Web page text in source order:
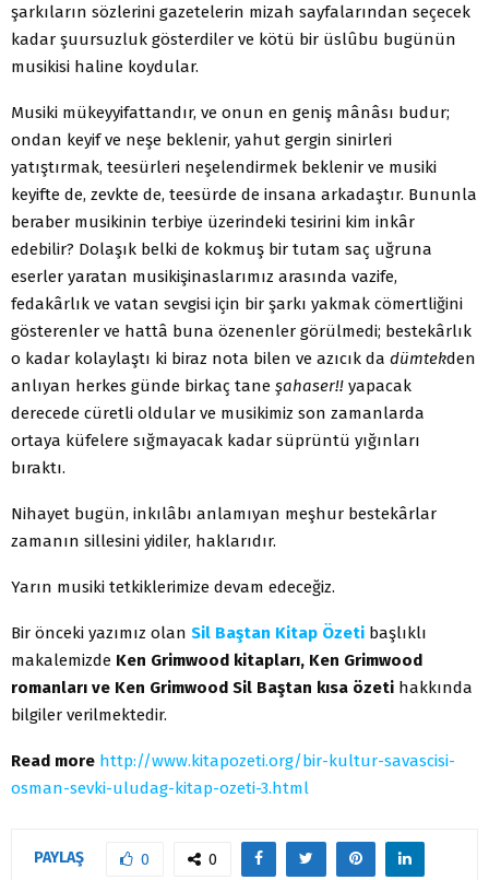
şarkıların sözlerini gazetelerin mizah sayfalarından seçecek
kadar şuursuzluk gösterdiler ve kötü bir üslûbu bugünün
musikisi haline koydular.
Musiki mükeyyifattandır, ve onun en geniş mânâsı budur;
ondan keyif ve neşe beklenir, yahut gergin sinirleri
yatıştırmak, teesürleri neşelendirmek beklenir ve musiki
keyifte de, zevkte de, teesürde de insana arkadaştır. Bununla
beraber musikinin terbiye üzerindeki tesirini kim inkâr
edebilir? Dolaşık belki de kokmuş bir tutam saç uğruna
eserler yaratan musikişinaslarımız arasında vazife,
fedakârlık ve vatan sevgisi için bir şarkı yakmak cömertliğini
gösterenler ve hattâ buna özenenler görülmedi; bestekârlık
o kadar kolaylaştı ki biraz nota bilen ve azıcık da dümtekden
anlıyan herkes günde birkaç tane şahaser!! yapacak
derecede cüretli oldular ve musikimiz son zamanlarda
ortaya küfelere sığmayacak kadar süprüntü yığınları
bıraktı.
Nihayet bugün, inkılâbı anlamıyan meşhur bestekârlar
zamanın sillesini yidiler, haklarıdır.
Yarın musiki tetkiklerimize devam edeceğiz.
Bir önceki yazımız olan Sil Baştan Kitap Özeti başlıklı
makalemizde Ken Grimwood kitapları, Ken Grimwood
romanları ve Ken Grimwood Sil Baştan kısa özeti hakkında
bilgiler verilmektedir.
Read more http://www.kitapozeti.org/bir-kultur-savascisi-
osman-sevki-uludag-kitap-ozeti-3.html
PAYLAŞ 0 0